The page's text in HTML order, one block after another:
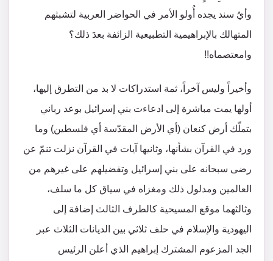
وأيُ سند يجده أُولو الأمر في الحواضر العربية لتشبثهم
المتهالك بالإبراهيمية التطبيعية الزائفة بعدَ ذلك؟
وامعتصماه!!
وأخيراً وليس آخراً، ثمة استدراكات لا بد من التطرق إليها،
أولها يمت مباشرة إلى ادعاءت بني إسرائيل بوعد رباني
بتملّك أرض كنعان (أي الأرض المقدّسة أي فلسطين) وما
ورد في القرآن بشأنها، وثانيها آيات في القرآن نزلت تنمّ عن
رضى سبحانه على بني إسرائيل وتفضيلهم على غيرهم من
العالمين ومدلول ذلك ومغزاه في سياق كل ما سلف،
وثالثهما موقع المسيحية كالطرف الثالث إضافة إلى
اليهودية والإسلام في حلف ثلاثي بين الديانات الثلاث عبر
الجد المزعوم المشترك إبراهيم الذي أعلن الرئيس